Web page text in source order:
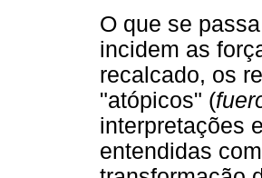
O que se
incidem as
recalcado, os
"atópicos" (
interpretações
entendidas